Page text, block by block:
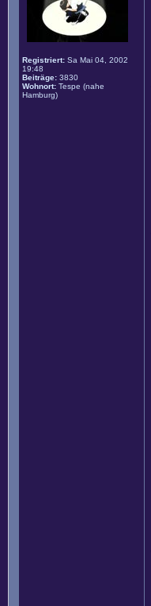
Registriert: Sa Mai 04, 2002
19:48
Beiträge: 3830
Wohnort: Tespe (nahe
Hamburg)